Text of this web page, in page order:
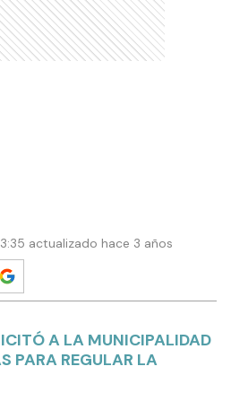
actualizado hace 3 años
A LA MUNICIPALIDAD
PARA REGULAR LA